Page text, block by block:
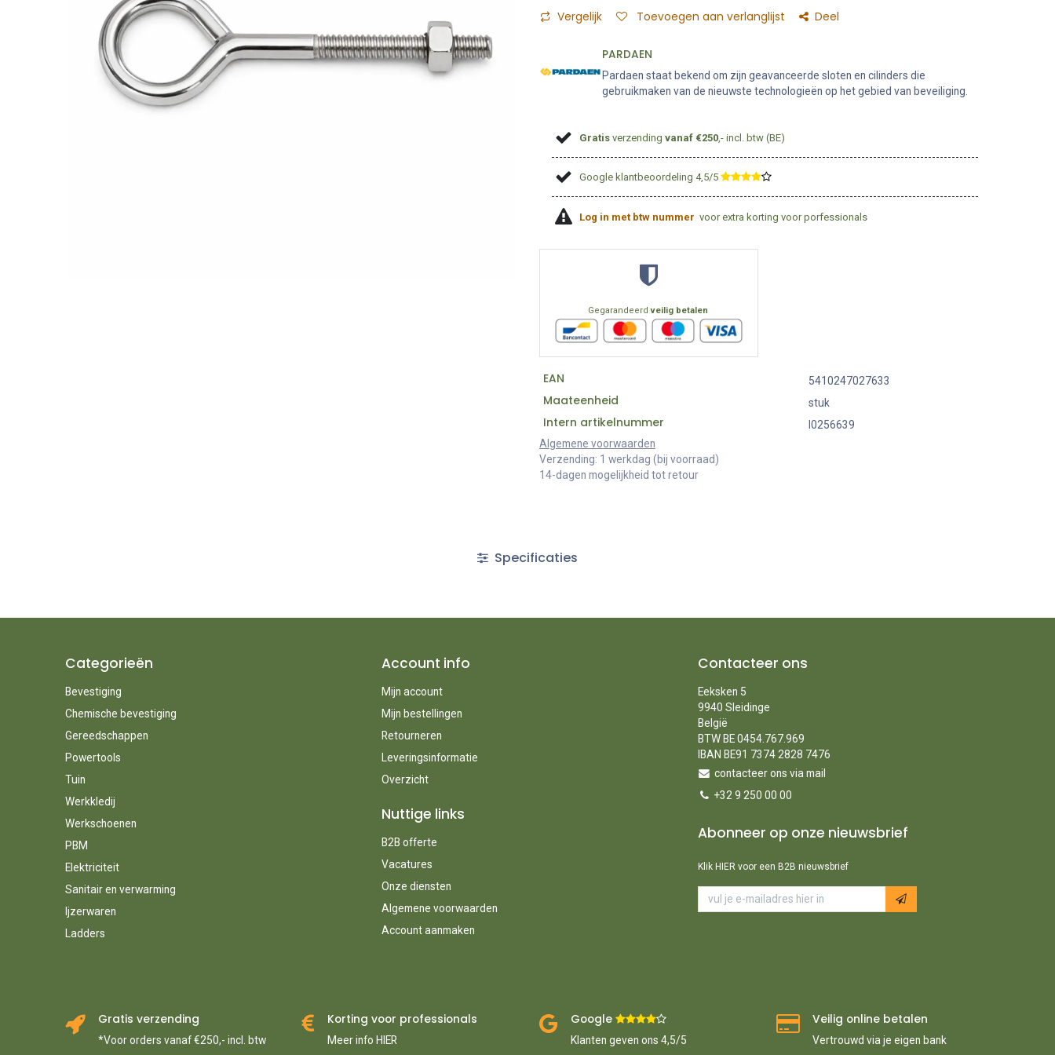
Vergelijk Toevoegen aan verlanglijst Deel
PARDAEN
Pardaen staat bekend om zijn geavanceerde sloten en cilinders die
gebruikmaken van de nieuwste technologieën op het gebied van beveiliging.
Gratis verzendingvanaf €250 ,- incl. btw (BE)
Google klantbeoordeling 4,5/5 ​
Log in met btw nummer voor extra korting voor porfessionals
Gegarandeerdveilig betalen
EAN 5410247027633
Maateenheid stuk
Intern artikelnummer
I0256639
Algemene voorwaarden
Verzending: 1 werkdag (bij voorraad)
14-dagen mogelijkheid tot retour
Specificaties
Categorieën
Bevestiging
Chemische bevestiging
Gereedschappen
Powertools
Tuin
Werkkledij
Werkschoenen
PBM
Elektriciteit
Sanitair en verwarming
Ijzerwaren
Ladders
Account info
Mijn account
Mijn bestellingen
Retourneren
Leveringsinformatie
Overzicht
Nuttige links
B2B offerte
Vacatures
Onze diensten
Algemene voorwaarden
Account aanmaken
Contacteer ons
Eeksken 5
9940 Sleidinge
België
BTW BE 0454.767.969
IBAN BE91 7374 2828 7476
contacteer ons via mail
+32 9 250 00 00
Abonneer op onze nieuwsbrief
Klik HIER voor een B2B nieuwsbrief
Gratis verzending
*Voor orders vanaf €250,- incl. btw
Korting voor professionals
Meer info HIER
Google ​
Klanten geven ons 4,5/5
Veilig online betalen
Vertrouwd via je eigen bank